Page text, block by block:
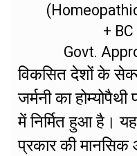
+
Govt.
विकसित देशों के
जर्मनी का
में निर्मित हुआ है।
प्रकार की मानसिक